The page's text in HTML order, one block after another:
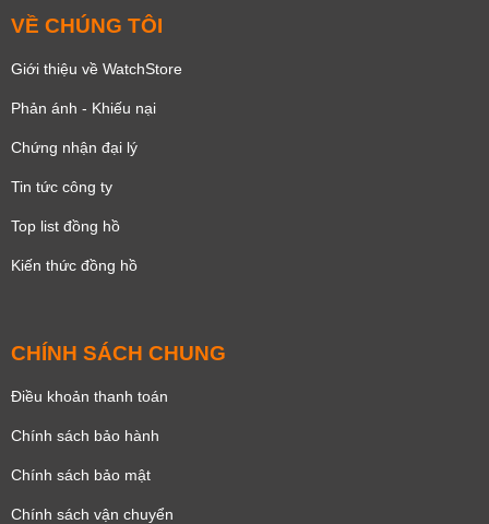
VỀ CHÚNG TÔI
Giới thiệu về WatchStore
Phản ánh - Khiếu nại
Chứng nhận đại lý
Tin tức công ty
Top list đồng hồ
Kiến thức đồng hồ
CHÍNH SÁCH CHUNG
Điều khoản thanh toán
Chính sách bảo hành
Chính sách bảo mật
Chính sách vận chuyển